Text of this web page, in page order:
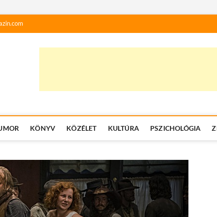
KÖNYV KÖZÉLET KULTÚRA PSZICHOLÓGIA